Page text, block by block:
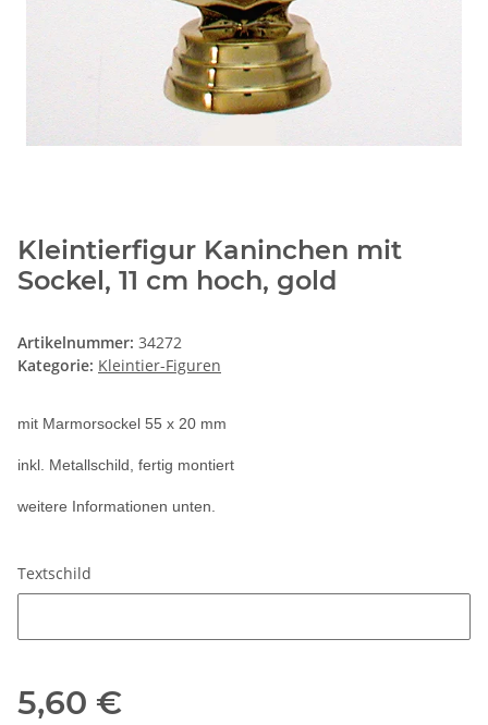
Kleintierfigur Kaninchen mit
Sockel, 11 cm hoch, gold
Artikelnummer: 34272
Kategorie: Kleintier-Figuren
mit Marmorsockel 55 x 20 mm
inkl. Metallschild, fertig montiert
weitere Informationen unten.
Textschild
5,60 €